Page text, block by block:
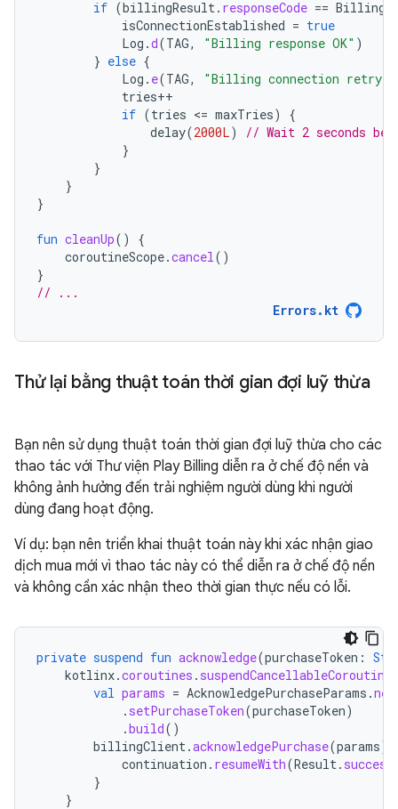
if (billingResult. responseCode ==
isConnectionEstablished = true
Log .d(TAG, "Billing response OK" )
} else {
Log . e(TAG,
"Billing connection retry
tries++
if (tries <= maxTries)
{
delay(2000L)
// Wait 2 seconds
}
}
}
}
fun cleanUp()
{
coroutineScope.cancel()
}
// ...
Errors.kt
Thử lại bằng thuật toán thời gian đợi luỹ thừa
Bạn nên sử dụng thuật toán thời gian đợi luỹ thừa cho các
thao tác với Thư viện Play Billing diễn ra ở chế độ nền và
không ảnh hưởng đến trải nghiệm người dùng khi người
dùng đang hoạt động.
Ví dụ: bạn nên triển khai thuật toán này khi xác nhận giao
dịch mua mới vì thao tác này có thể diễn ra ở chế độ nền
và không cần xác nhận theo thời gian thực nếu có lỗi.
private suspend fun acknowledge(purchaseToken :
kotlinx.coroutines . suspendCancellableCoroutine
val params = AcknowledgePurchaseParams .
. setPurchaseToken(purchaseToken)
.build()
billingClient.acknowledgePurchase(params)
continuation . resumeWith(Result. success
}
}